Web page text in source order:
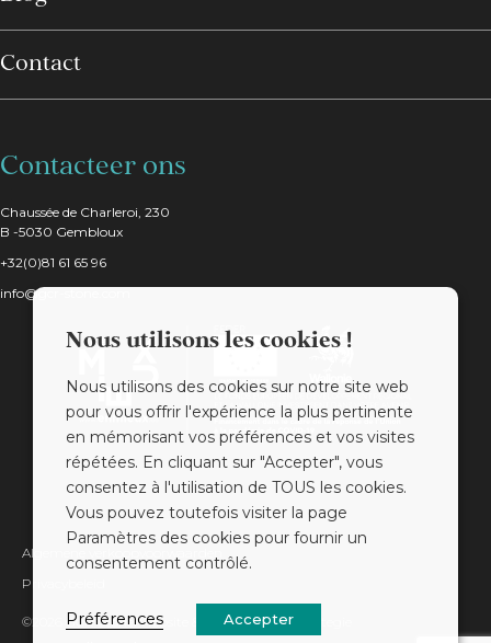
Nous utilisons les cookies !
Nous utilisons des cookies sur notre site web
pour vous offrir l'expérience la plus pertinente
en mémorisant vos préférences et vos visites
répétées. En cliquant sur "Accepter", vous
consentez à l'utilisation de TOUS les cookies.
Vous pouvez toutefois visiter la page
Paramètres des cookies pour fournir un
consentement contrôlé.
Préférences Accepter
Contact
Contacteer ons
Chaussée de Charleroi, 230
B -5030 Gembloux
+32(0)81 61 65 96
info@gcr-stone.com
Algemene verkoopvoorwaarden
Privacybeleid
©2026 GCR Stone. Website & webmarketingstrategie